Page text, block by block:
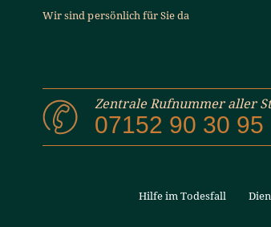
Wir sind persönlich für Sie da
Zentrale Rufnummer aller
07152 90 30 95
Hilfe im Todesfall